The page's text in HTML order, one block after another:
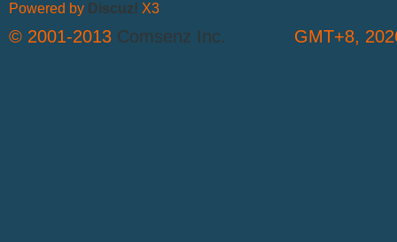
GMT+8,
Powered by Discuz! X3
© 2001-2013 Comsenz Inc.